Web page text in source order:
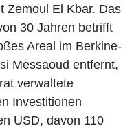
Zemoul El Kbar. Das
30 Jahren betrifft
Areal im Berkine-
Messaoud entfernt,
verwaltete
Investitionen
USD, davon 110